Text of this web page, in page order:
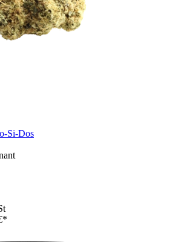
Si-Dos